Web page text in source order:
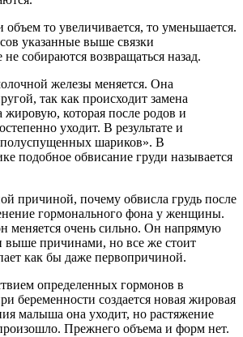
объем то увеличивается, то уменьшается.
указанные выше связки
собираются возвращаться назад.
железы меняется. Она
так как происходит замена
жировую, которая после родов и
уходит. В результате и
шариков». В
подобное обвисание груди называется
причиной, почему обвисла грудь после
гормонального фона у женщины.
меняется очень сильно. Он напрямую
выше причинами, но все же стоит
как бы даже первопричиной.
определенных гормонов в
беременности создается новая жировая
малыша она уходит, но растяжение
Прежнего объема и форм нет.